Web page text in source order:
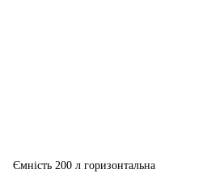
Ємність 200 л горизонтальна